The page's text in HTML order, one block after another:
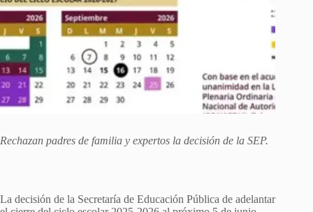
Rechazan padres de familia y expertos la decisión de la SEP.
La decisión de la Secretaría de Educación Pública de adelantar